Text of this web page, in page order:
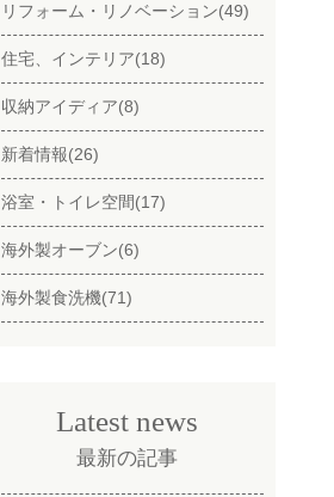
リフォーム・リノベーション(49)
住宅、インテリア(18)
収納アイディア(8)
新着情報(26)
浴室・トイレ空間(17)
海外製オーブン(6)
海外製食洗機(71)
Latest news
最新の記事